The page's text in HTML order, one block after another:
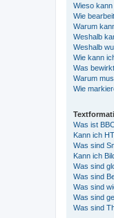
Wieso
Wie
Warum
Weshalb
Weshalb
Wie kann
Was
Warum
Wie
Was ist
Kann ich
Was sind
Kann ich
Was sind
Was sind
Was sind
Was sind
Was sind